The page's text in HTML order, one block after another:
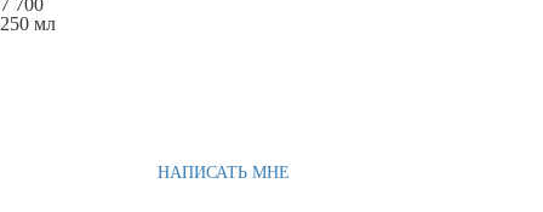
250 мл
НАПИСАТЬ МНЕ